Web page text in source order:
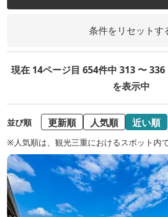
条件をリセットす
現在 14ページ目 654件中 313 〜
を表示中
並び順 更新順 人気順 近い順
※人気順は、観光三重におけるスポット内